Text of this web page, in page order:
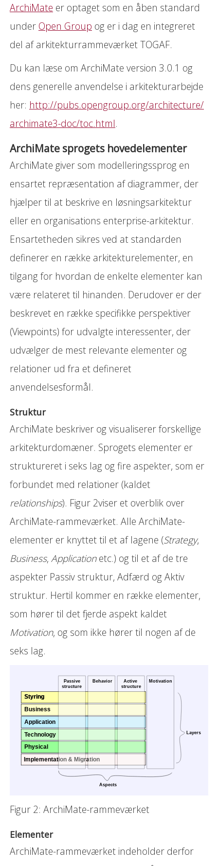
ArchiMate er optaget som en åben standard
under Open Group og er i dag en integreret
del af arkitekturrammeværket TOGAF.
Du kan læse om ArchiMate version 3.0.1 og
dens generelle anvendelse i arkitekturarbejde
her: http://pubs.opengroup.org/architecture/
archimate3-doc/toc.html.
ArchiMate sprogets hovedelementer
ArchiMate giver som modelleringssprog en
ensartet repræsentation af diagrammer, der
hjælper til at beskrive en løsningsarkitektur
eller en organisations enterprise-arkitektur.
Ensartetheden sikres ved at standarden
definerer en række arkitekturelementer, en
tilgang for hvordan de enkelte elementer kan
være relateret til hinanden. Derudover er der
beskrevet en række specifikke perspektiver
(Viewpoints) for udvalgte interessenter, der
udvælger de mest relevante elementer og
relationer ud fra et defineret
anvendelsesformål.
Struktur
ArchiMate beskriver og visualiserer forskellige
arkitekturdomæner. Sprogets elementer er
struktureret i seks lag og fire aspekter, som er
forbundet med relationer (kaldet
relationships). Figur 2viser et overblik over
ArchiMate-rammeværket. Alle ArchiMate-
elementer er knyttet til et af lagene (Strategy,
Business, Applicationetc.) og til et af de tre
aspekter Passiv struktur, Adfærd og Aktiv
struktur. Hertil kommer en række elementer,
som hører til det fjerde aspekt kaldet
Motivation, og som ikke hører til nogen af de
seks lag.
Figur 2: ArchiMate-rammeværket
Elementer
ArchiMate-rammeværket indeholder derfor